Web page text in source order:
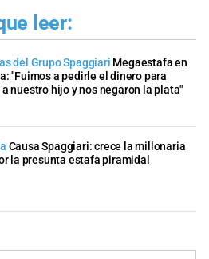
leer:
del Grupo Spaggiari Megaestafa en
"Fuimos a pedirle el dinero para
nuestro hijo y nos negaron la plata"
Causa Spaggiari: crece la millonaria
la presunta estafa piramidal